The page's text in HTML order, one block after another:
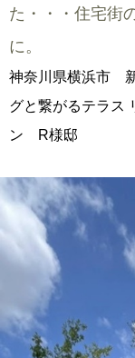
た・・・住宅街
に。
神奈川県横浜市
グと繋がるテラス
ン R様邸